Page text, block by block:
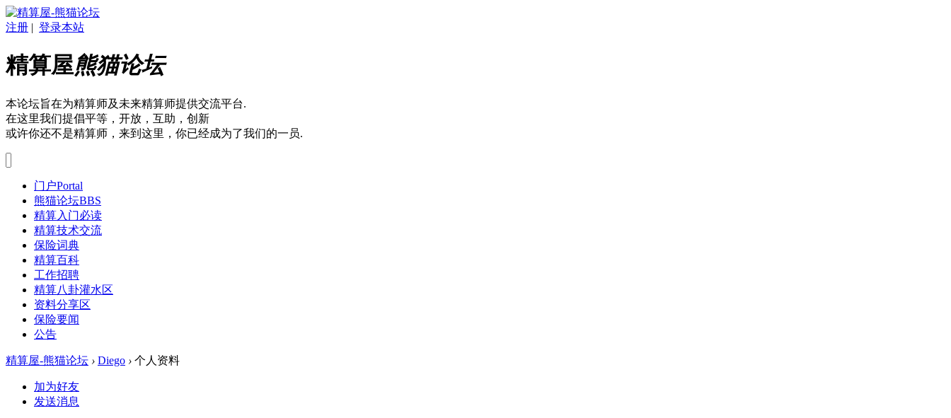
注册 | 登录本站
精算屋熊猫论坛
本论坛旨在为精算师及未来精算师提供交流平台.
在这里我们提倡平等，开放，互助，创新
或许你还不是精算师，来到这里，你已经成为了我们的一员.
门户Portal
熊猫论坛BBS
精算入门必读
精算技术交流
保险词典
精算百科
工作招聘
精算八卦灌水区
资料分享区
保险要闻
公告
精算屋-熊猫论坛 › Diego › 个人资料
加为好友
发送消息